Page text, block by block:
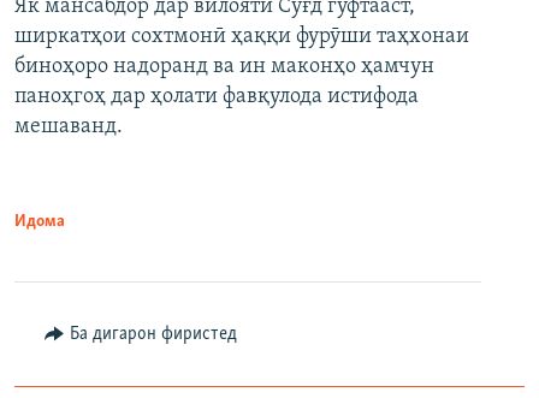
Як мансабдор дар вилояти Суғд гуфтааст,
ширкатҳои сохтмонӣ ҳаққи фурӯши таҳхонаи
биноҳоро надоранд ва ин маконҳо ҳамчун
паноҳгоҳ дар ҳолати фавқулода истифода
мешаванд.
Идома
Ба дигарон фиристед